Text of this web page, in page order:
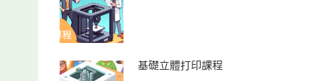
基礎立體打印課程